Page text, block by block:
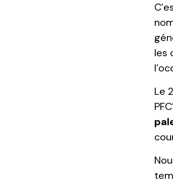
les
Le